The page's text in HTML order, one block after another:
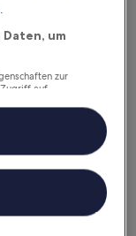
Der
beträgt
52 €
52 €
Steuern & Gebühren
7. Aug.–8. Aug.
um
zur
auf
von Inhalten,
von